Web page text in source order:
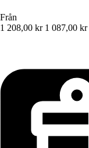
Från
1 208,00 kr 1 087,00 kr